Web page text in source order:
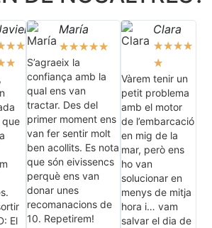
★★
★
El
María
★★★★★
S’agraeix la
confiança amb la
qual ens van
tractar. Des del
primer moment ens
van fer sentir molt
ben acollits. Es nota
que són eivissencs
perquè ens van
donar unes
recomanacions de
10. Repetirem!
Clara
★★★★
★
Vàrem tenir un
petit problema
amb el motor
de l’embarcació
en mig de la
mar, però ens
ho van
solucionar en
menys de mitja
hora i… vam
salvar el dia de